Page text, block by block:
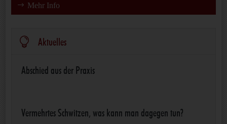
Mehr Info
 Aktuelles
Abschied aus der Praxis
Vermehrtes Schwitzen, was kann man dagegen tun?